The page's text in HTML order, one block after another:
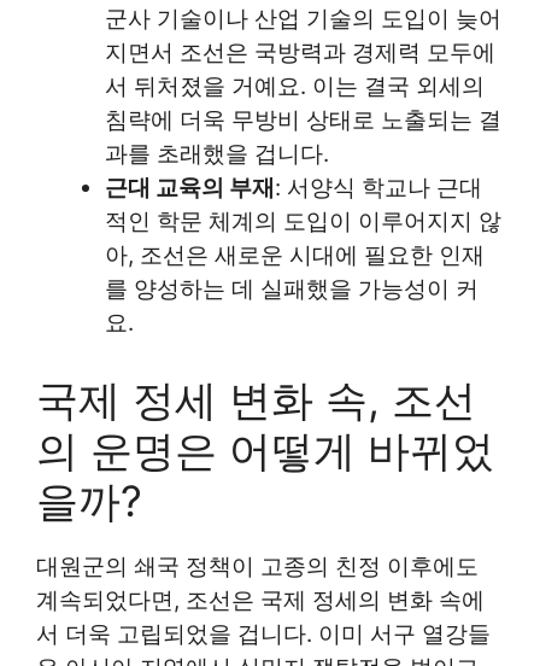
군사 기술이나 산업 기술의 도입이 늦어
지면서 조선은 국방력과 경제력 모두에
서 뒤처졌을 거예요. 이는 결국 외세의
침략에 더욱 무방비 상태로 노출되는 결
과를 초래했을 겁니다.
근대 교육의 부재: 서양식 학교나 근대
적인 학문 체계의 도입이 이루어지지 않
아, 조선은 새로운 시대에 필요한 인재
를 양성하는 데 실패했을 가능성이 커
요.
국제 정세 변화 속, 조선
의 운명은 어떻게 바뀌었
을까?
대원군의 쇄국 정책이 고종의 친정 이후에도
계속되었다면, 조선은 국제 정세의 변화 속에
서 더욱 고립되었을 겁니다. 이미 서구 열강들